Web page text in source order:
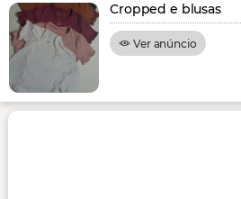
Cropped e blusas
Ver anúncio